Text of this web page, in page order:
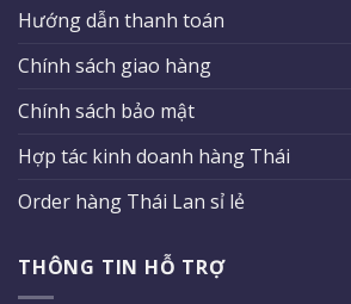
Hướng dẫn thanh toán
Chính sách giao hàng
Chính sách bảo mật
Hợp tác kinh doanh hàng Thái
Order hàng Thái Lan sỉ lẻ
THÔNG TIN HỖ TRỢ